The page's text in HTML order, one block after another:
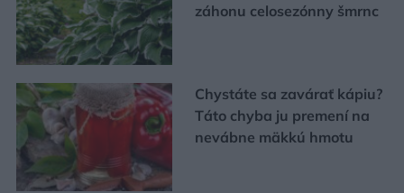
záhonu celosezónny šmrnc
Chystáte sa zavárať kápiu?
Táto chyba ju premení na
nevábne mäkkú hmotu